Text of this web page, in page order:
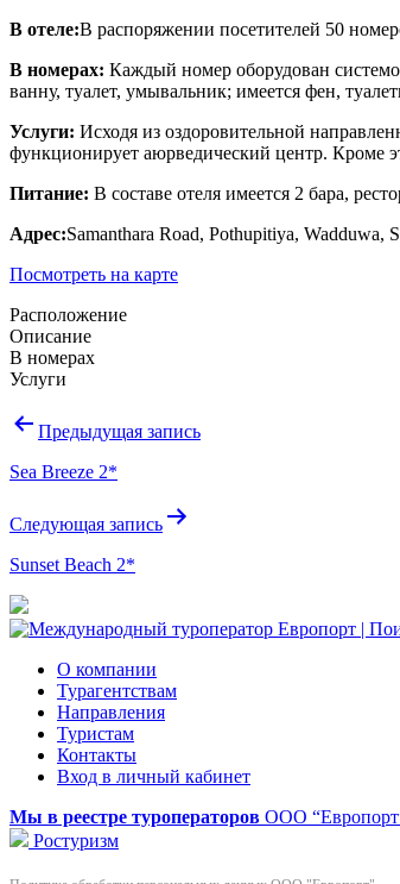
В отеле:В распоряжении посетителей 50
В номерах: Каждый номер оборудован
ванну, туалет, умывальник; имеется фен,
Услуги: Исходя из оздоровительной
функционирует аюрведический центр. Кроме
Питание: В составе отеля имеется 2 бара,
Адрес:Samanthara Road, Pothupitiya, Wadduwa,
Посмотреть на карте
Расположение
Описание
В номерах
Услуги
Навигация
записям
Предыдущая запись
Sea Breeze 2*
Следующая запись
Sunset Beach 2*
О компании
Турагентствам
Направления
Туристам
Контакты
Вход в личный кабинет
Мы в реестре туроператоров ООО
Ростуризм